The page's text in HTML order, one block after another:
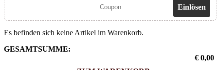
Einlösen
Es befinden sich keine Artikel im Warenkorb.
GESAMTSUMME:
€ 0,00